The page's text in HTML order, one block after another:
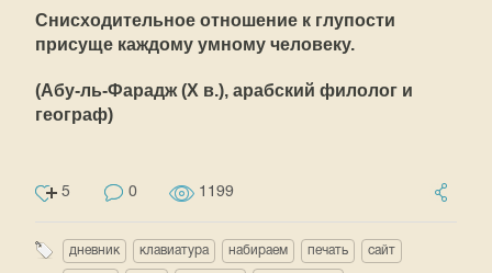
Снисходительное отношение к глупости
присуще каждому умному человеку.
(Абу-ль-Фарадж (X в.), арабский филолог и
географ)
5 0 1199
дневник клавиатура набираем печать сайт